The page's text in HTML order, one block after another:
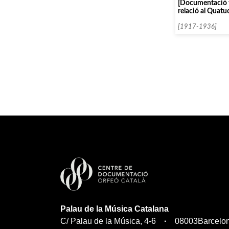
[Documentació
relació al
[1917-1936]
Palau de la Música Catalana
C/ Palau de la Música, 4-6
08003